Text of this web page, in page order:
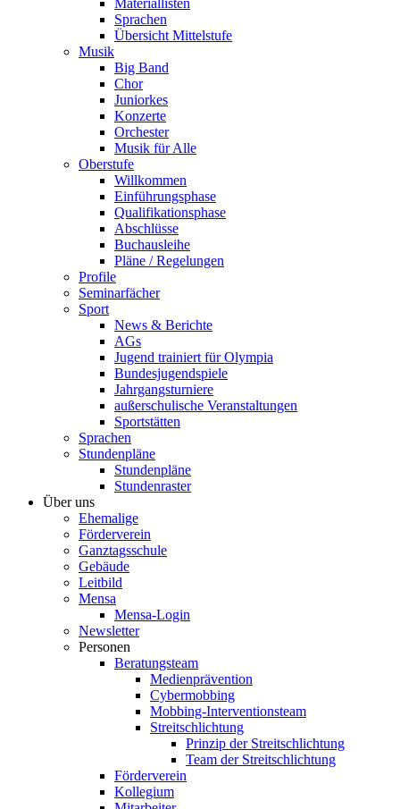
Sprachen
Übersicht Mittelstufe
Musik
Big Band
Chor
Juniorkes
Konzerte
Orchester
Musik für Alle
Oberstufe
Willkommen
Einführungsphase
Qualifikationsphase
Abschlüsse
Buchausleihe
Pläne / Regelungen
Profile
Seminarfächer
Sport
News & Berichte
AGs
Jugend trainiert für Olympia
Bundesjugendspiele
Jahrgangsturniere
außerschulische Veranstaltungen
Sportstätten
Sprachen
Stundenpläne
Stundenpläne
Stundenraster
Über uns
Ehemalige
Förderverein
Ganztagsschule
Gebäude
Leitbild
Mensa
Mensa-Login
Newsletter
Personen
Beratungsteam
Medienprävention
Cybermobbing
Mobbing-Interventionsteam
Streitschlichtung
Prinzip der Streitschlichtung
Team der Streitschlichtung
Förderverein
Kollegium